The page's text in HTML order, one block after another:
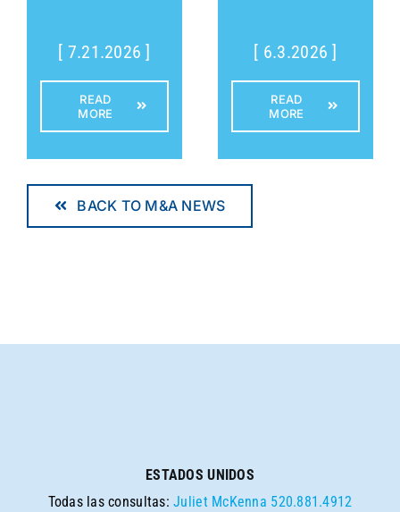
[ 7.21.2026 ]
READ
MORE
[ 6.3.2026 ]
READ
MORE
BACK TO M&A NEWS
ESTADOS UNIDOS
Todas las consultas:Juliet McKenna 520.881.4912